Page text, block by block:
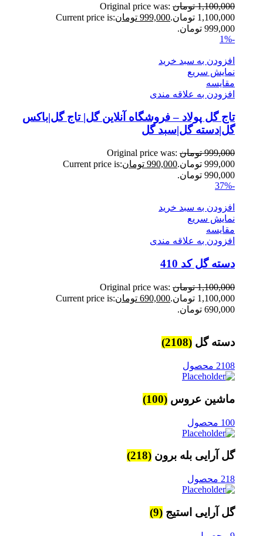
1,100,000 تومان Original price was:
1,100,000 تومان.
999,000 تومانCurrent price is:
999,000 تومان.
-1%
افزودن به سبد خرید
نمایش سریع
مقايسه
افزودن به علاقه مندی
تاج گل پولاد – فروشگاه آنلاین گل| تاج گل|باکس
گل|دسته گل|سبد گل
999,000 تومان Original price was:
999,000 تومان.
990,000 تومانCurrent price is:
990,000 تومان.
-37%
افزودن به سبد خرید
نمایش سریع
مقايسه
افزودن به علاقه مندی
دسته گل کد 410
1,100,000 تومان Original price was:
1,100,000 تومان.
690,000 تومانCurrent price is:
690,000 تومان.
دسته گل (2108)
2108 محصول
ماشین عروس (100)
100 محصول
گل آرایی بله برون (218)
218 محصول
گل آرایی استیج (9)